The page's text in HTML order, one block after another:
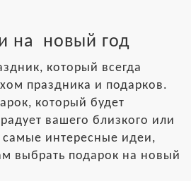
на новый год
который всегда
праздника и подарков.
который будет
вашего близкого или
интересные идеи,
выбрать подарок на новый